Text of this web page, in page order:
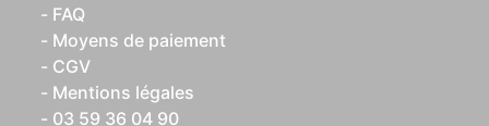
FAQ
Moyens de paiement
CGV
Mentions légales
03 59 36 04 90